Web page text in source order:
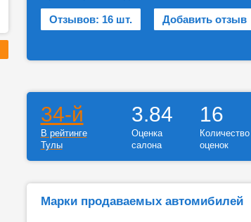
Отзывов: 16 шт. Добавить отзыв
34-й
В рейтинге
Тулы
3.84
Оценка
салона
16
Количество
оценок
Марки продаваемых автомибилей